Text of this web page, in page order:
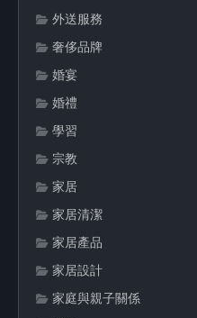
外送服務
奢侈品牌
婚宴
婚禮
學習
宗教
家居
家居清潔
家居產品
家居設計
家庭與親子關係